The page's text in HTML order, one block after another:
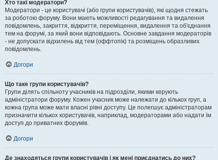
Хто такі модератори?
Модератори - це користувачі (або групи користувачів), які щодня стежать
за роботою форуму. Вони мають можливості редагування та видалення
повідомлень, закриття, відкриття, переміщення, видалення та об'єднання
тем на форумі, за який вони відповідають. Основне завдання модераторів
- не допускати відхилень від тем (оффтопік) та розміщень образливих
повідомлень.
Догори
Що таке групи користувачів?
Групи ділять спільноту учасників на підрозділи, якими керують
адміністратори форуму. Кожен учасник може належати до кількох груп, а
кожна група може мати власні рівні доступу. Це полегшує адміністраторам
призначити кількох користувачів, наприклад, модераторами або надати їм
доступ до приватних форумів.
Догори
Де знаходяться групи користувачів і як мені приєднатись до них?